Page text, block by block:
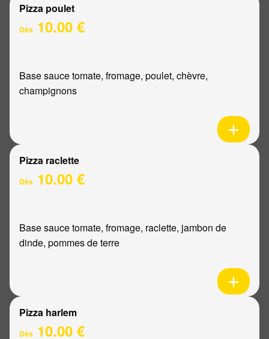
Pizza poulet
Dès 10.00 €
Base sauce tomate, fromage, poulet, chèvre,
champignons
Pizza raclette
Dès 10.00 €
Base sauce tomate, fromage, raclette, jambon de
dinde, pommes de terre
Pizza harlem
Dès 10.00 €